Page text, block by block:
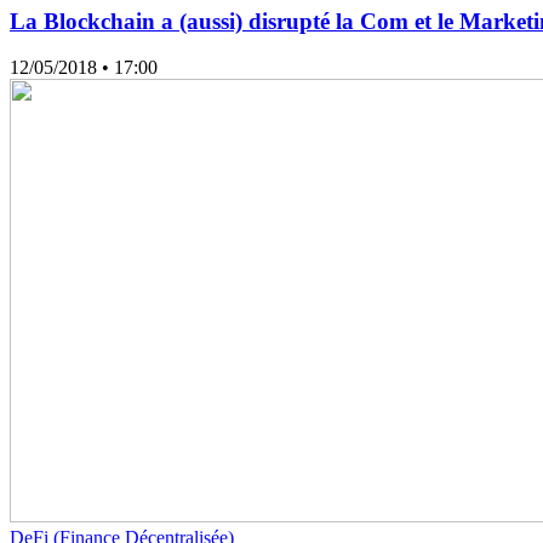
La Blockchain a (aussi) disrupté la Com et le
12/05/2018 • 17:00
DeFi (Finance Décentralisée)